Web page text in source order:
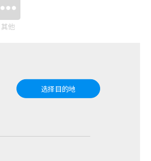
其他
选择目的地